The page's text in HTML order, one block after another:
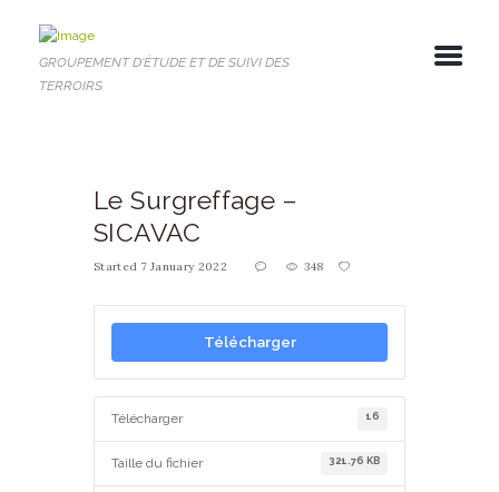
GROUPEMENT D'ÉTUDE ET DE SUIVI DES
TERROIRS
Le Surgreffage –
SICAVAC
Started 7 January 2022 348
Télécharger
Télécharger 16
Taille du fichier 321.76 KB